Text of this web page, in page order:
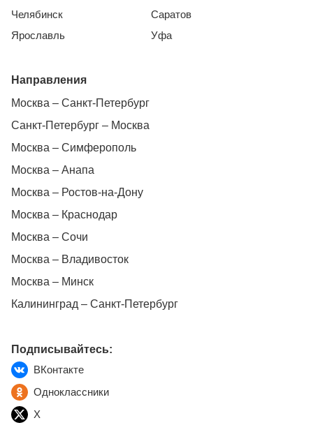
Челябинск
Ярославль
Саратов
Уфа
Направления
Москва – Санкт-Петербург
Санкт-Петербург – Москва
Москва – Симферополь
Москва – Анапа
Москва – Ростов-на-Дону
Москва – Краснодар
Москва – Сочи
Москва – Владивосток
Москва – Минск
Калининград – Санкт-Петербург
Подписывайтесь:
ВКонтакте
Одноклассники
X